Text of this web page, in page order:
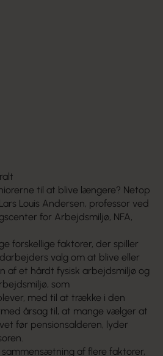
til at blive længere? Netop
Louis Andersen, professor ved
for Arbejdsmiljø, NFA,
forskellige faktorer, der spiller
valg om at blive eller
af et hårdt fysisk arbejdsmiljø og
som
med til at trække i den
årsag til, at mange vælger at
før pensionsalderen, lyder
af flere faktorer,